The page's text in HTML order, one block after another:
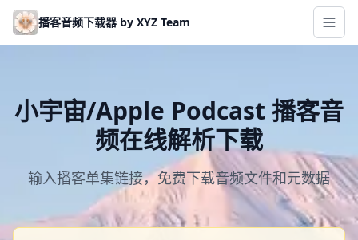
Skip to main content
播客音频下载器 by XYZ Team
小宇宙/Apple Podcast 播客音
频在线解析下载
输入播客单集链接，免费下载音频文件和元数据